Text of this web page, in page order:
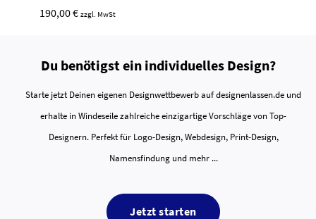
190,00 € zzgl. MwSt
Du benötigst ein individuelles Design?
Starte jetzt Deinen eigenen Designwettbewerb auf designenlassen.de und
erhalte in Windeseile zahlreiche einzigartige Vorschläge von Top-
Designern. Perfekt für Logo-Design, Webdesign, Print-Design,
Namensfindung und mehr ...
Jetzt starten